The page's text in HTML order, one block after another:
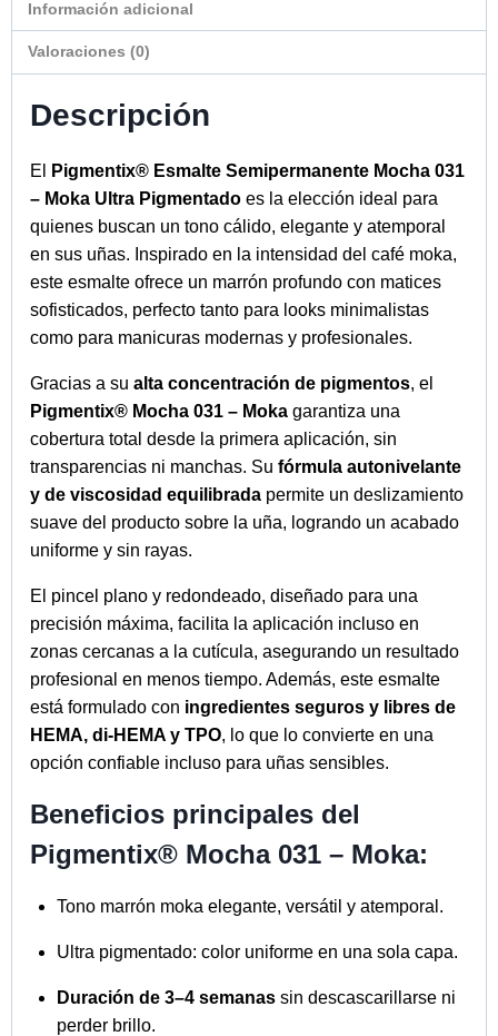
Información adicional
Valoraciones (0)
Descripción
El
Pigmentix® Esmalte Semipermanente Mocha 031
– Moka Ultra Pigmentado es la elección ideal para
quienes buscan un tono cálido, elegante y atemporal
en sus uñas. Inspirado en la intensidad del café moka,
este esmalte ofrece un marrón profundo con matices
sofisticados, perfecto tanto para looks minimalistas
como para manicuras modernas y profesionales.
Gracias a su alta concentración de pigmentos, el
Pigmentix® Mocha 031 – Moka garantiza una
cobertura total desde la primera aplicación, sin
transparencias ni manchas. Su fórmula autonivelante
y de viscosidad equilibrada permite un deslizamiento
suave del producto sobre la uña, logrando un acabado
uniforme y sin rayas.
El pincel plano y redondeado, diseñado para una
precisión máxima, facilita la aplicación incluso en
zonas cercanas a la cutícula, asegurando un resultado
profesional en menos tiempo. Además, este esmalte
está formulado con ingredientes seguros y libres de
HEMA, di-HEMA y TPO, lo que lo convierte en una
opción confiable incluso para uñas sensibles.
Beneficios principales del
Pigmentix® Mocha 031 – Moka:
Tono marrón moka elegante, versátil y atemporal.
Ultra pigmentado: color uniforme en una sola capa.
Duración de 3–4 semanas sin descascarillarse ni
perder brillo.